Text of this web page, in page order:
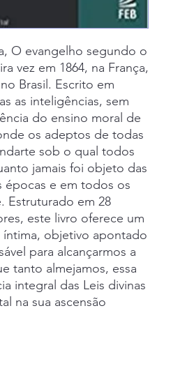
O evangelho segundo o
vez em 1864, na França,
Brasil. Escrito em
as inteligências, sem
do ensino moral de
os adeptos de todas
sob o qual todos
jamais foi objeto das
épocas e em todos os
Estruturado em 28
este livro oferece um
objetivo apontado
para alcançarmos a
tanto almejamos, essa
integral das Leis divinas
na sua ascensão